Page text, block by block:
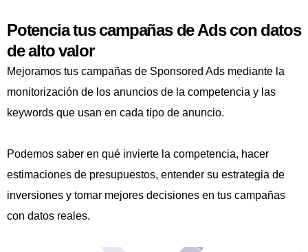
Potencia tus campañas de Ads con datos
de alto valor
Mejoramos tus campañas de Sponsored Ads mediante la
monitorización de los anuncios de la competencia y las
keywords que usan en cada tipo de anuncio.
Podemos saber en qué invierte la competencia, hacer
estimaciones de presupuestos, entender su estrategia de
inversiones y tomar mejores decisiones en tus campañas
con datos reales.